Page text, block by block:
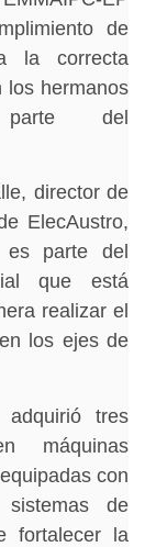
de
la correcta
los hermanos
del
director de
ElecAustro,
es parte del
que está
realizar el
los ejes de
tres
máquinas
con
sistemas de
fortalecer la